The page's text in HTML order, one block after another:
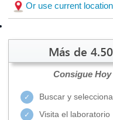
Or use current location
Más de
Consigue
Buscar y
Visita el laboratorio